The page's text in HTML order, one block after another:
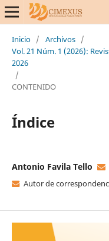
Inicio / Archivos /
Vol. 21 Núm. 1 (2026):
2026
/
CONTENIDO
Índice
Antonio Favila Tello
Autor de